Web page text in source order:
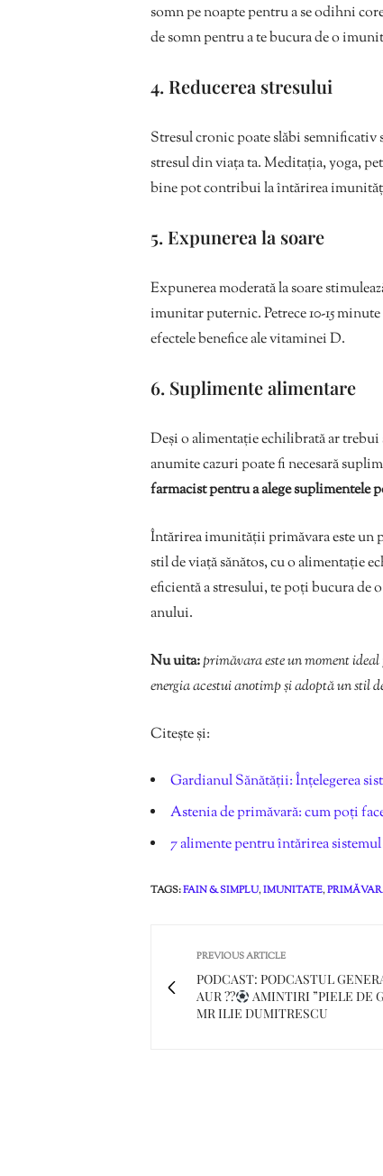
somn pe noapte pentru a se odihni
de somn pentru a te bucura de o
4. Reducerea stresului
Stresul cronic poate slăbi semnificativ
stresul din viața ta. Meditația, yoga,
bine pot contribui la întărirea
5. Expunerea la soare
Expunerea moderată la soare
imunitar puternic. Petrece 10-15
efectele benefice ale vitaminei D.
6. Suplimente alimentare
Deși o alimentație echilibrată ar
anumite cazuri poate fi necesară
farmacist pentru a alege suplimentele
Întărirea imunității primăvara este un
stil de viață sănătos, cu o alimentație
eficientă a stresului, te poți bucura de
anului.
Nu uita:primăvara este un moment
energia acestui anotimp și adoptă un stil
Citește și:
Gardianul Sănătății: Înțelegerea
Astenia de primăvară: cum poți
7 alimente pentru întărirea
TAGS:FAIN & SIMPLU,IMUNITATE,
PREVIOUS ARTICLE
PODCAST: PODCASTUL
AUR ??
AMINTIRI ”PIELE DE
MR ILIE DUMITRESCU